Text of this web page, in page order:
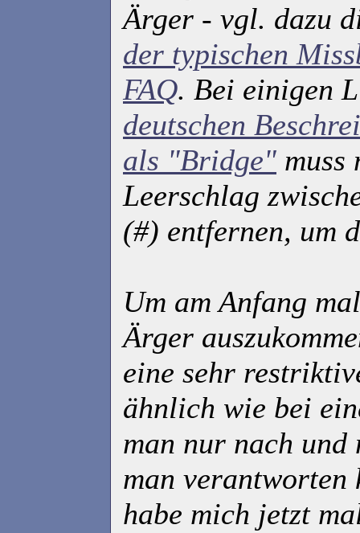
Ärger - vgl. dazu
der typischen
FAQ. Bei einigen
deutschen
als "Bridge" muss
Leerschlag
(#) entfernen, um
Um am Anfang
Ärger
eine sehr
ähnlich wie bei
man nur nach und
man
habe mich jetzt